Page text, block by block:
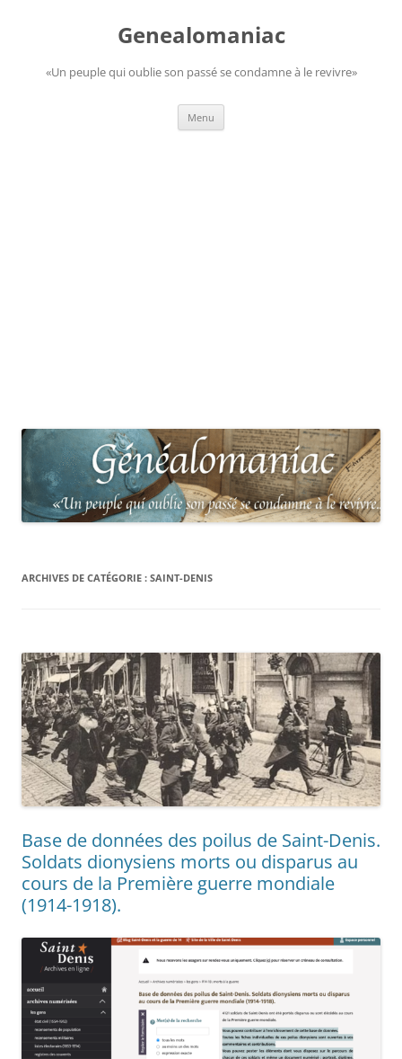
Genealomaniac
«Un peuple qui oublie son passé se condamne à le revivre»
Menu
ARCHIVES DE CATÉGORIE : SAINT-DENIS
Base de données des poilus de Saint-Denis.
Soldats dionysiens morts ou disparus au
cours de la Première guerre mondiale
(1914-1918).